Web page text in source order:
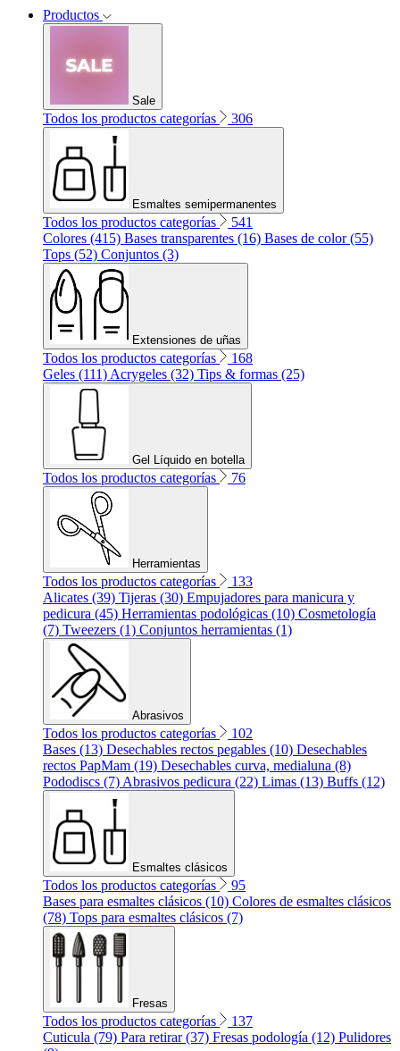
Productos
Sale
Todos los productos categorías 306
Esmaltes semipermanentes
Todos los productos categorías
541
Colores (415) Bases transparentes (16) Bases de color (55)
Tops (52) Conjuntos (3)
Extensiones de uñas
Todos los productos categorías
168
Geles (111) Acrygeles (32) Tips & formas (25)
Gel Líquido en botella
Todos los productos categorías 76
Herramientas
Todos los productos categorías
133
Alicates (39) Tijeras (30) Empujadores para manicura y
pedicura (45) Herramientas podológicas (10) Cosmetología
(7) Tweezers (1) Conjuntos herramientas (1)
Abrasivos
Todos los productos categorías
102
Bases (13) Desechables rectos pegables (10) Desechables
rectos PapMam (19) Desechables curva, medialuna (8)
Pododiscs (7) Abrasivos pedicura (22) Limas (13) Buffs (12)
Esmaltes clásicos
Todos los productos categorías
95
Bases para esmaltes clásicos (10) Colores de esmaltes clásicos
(78) Tops para esmaltes clásicos (7)
Fresas
Todos los productos categorías
137
Cuticula (79) Para retirar (37) Fresas podología (12) Pulidores